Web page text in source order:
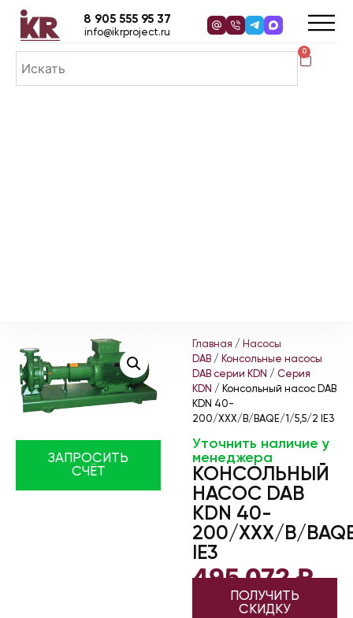
0
8 905 555 95 37
info@ikrproject.ru
ЗАПРОСИТЬ
СЧЁТ
Главная / Насосы
DAB / Консольные насосы
DAB серии KDN / Серия
KDN / Консольный насос DAB
KDN 40-
200/XXX/B/BAQE/1/5,5/2 IE3
Уточнить наличие у
менеджера
КОНСОЛЬНЫЙ
НАСОС DAB
KDN 40-
200/XXX/B/
IE3
495 072₽
ПОЛУЧИТЬ
СКИДКУ